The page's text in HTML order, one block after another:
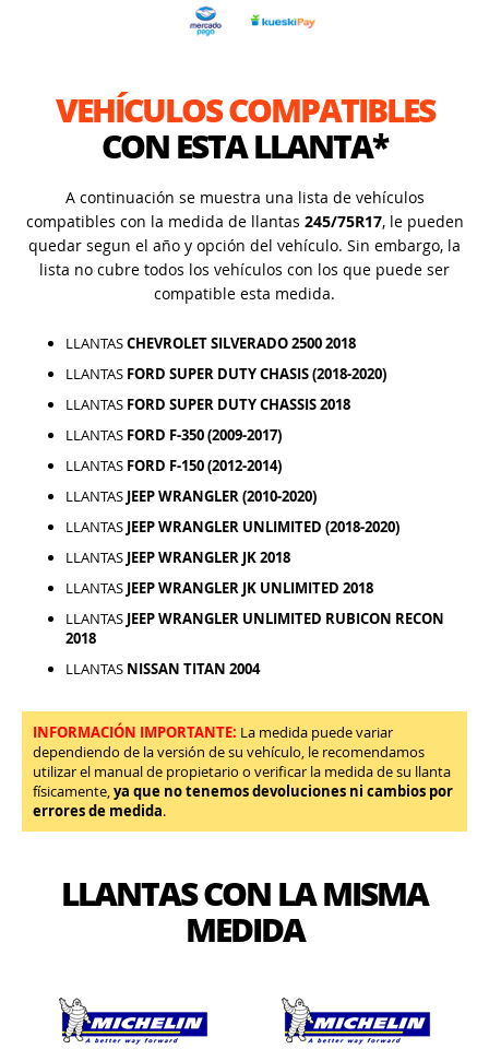
VEHÍCULOS COMPATIBLES
CON ESTA LLANTA*
A continuación se muestra una lista de vehículos
compatibles con la medida de llantas 245/75R17, le pueden
quedar segun el año y opción del vehículo. Sin embargo, la
lista no cubre todos los vehículos con los que puede ser
compatible esta medida.
LLANTASCHEVROLET SILVERADO 2500 2018
LLANTAS FORD SUPER DUTY CHASIS (2018-2020)
LLANTAS FORD SUPER DUTY CHASSIS 2018
LLANTAS FORD F-350 (2009-2017)
LLANTAS FORD F-150 (2012-2014)
LLANTAS JEEP WRANGLER (2010-2020)
LLANTAS JEEP WRANGLER UNLIMITED (2018-2020)
LLANTAS JEEP WRANGLER JK 2018
LLANTAS JEEP WRANGLER JK UNLIMITED 2018
LLANTAS JEEP WRANGLER UNLIMITED RUBICON RECON
2018
LLANTAS NISSAN TITAN 2004
INFORMACIÓN IMPORTANTE: La medida puede variar
dependiendo de la versión de su vehículo, le recomendamos
utilizar el manual de propietario o verificar la medida de su llanta
físicamente,ya que no tenemos devoluciones ni cambios por
errores de medida.
LLANTAS CON LA MISMA
MEDIDA